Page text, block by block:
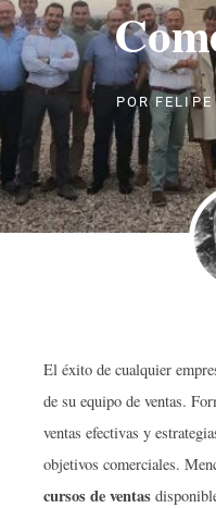
PORFELIPE
El éxito de cualquier
de su equipo de ventas.
ventas efectivas y
objetivos comerciales.
cursos de ventas